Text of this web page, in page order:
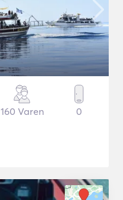
160 Varen 0